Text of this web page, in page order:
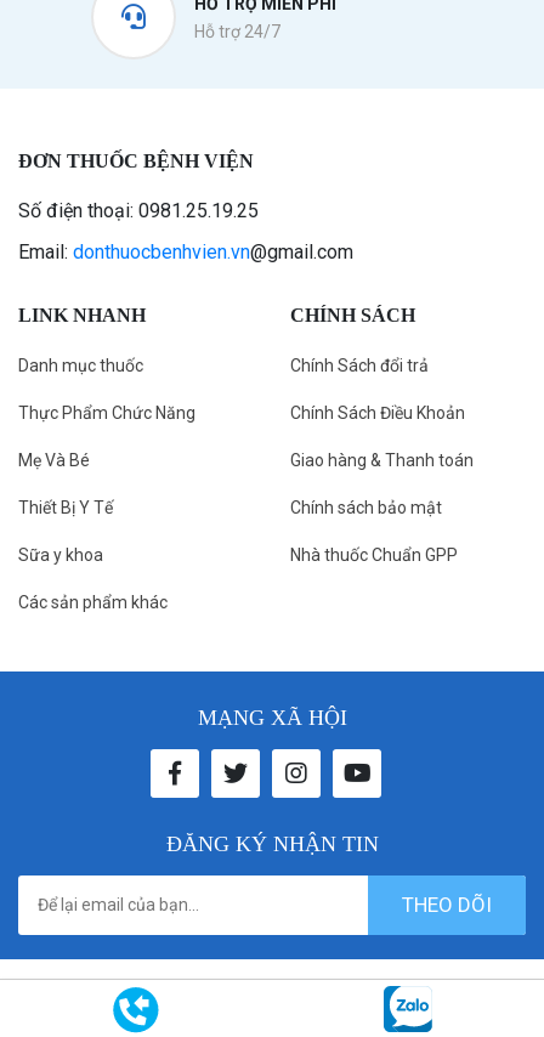
Hỗ trợ 24/7
ĐƠN THUỐC BỆNH VIỆN
Số điện thoại: 0981.25.19.25
Email: donthuocbenhvien.vn@gmail.com
LINK NHANH
Danh mục thuốc
Thực Phẩm Chức Năng
Mẹ Và Bé
Thiết Bị Y Tế
Sữa y khoa
Các sản phẩm khác
CHÍNH SÁCH
Chính Sách đổi trả
Chính Sách Điều Khoản
Giao hàng & Thanh toán
Chính sách bảo mật
Nhà thuốc Chuẩn GPP
MẠNG XÃ HỘI
ĐĂNG KÝ NHẬN TIN
THEO DÕI
© 2021 donthuocbenhvien. All rights reserved. Designed by